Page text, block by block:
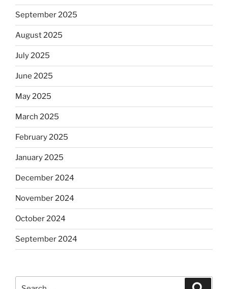
September 2025
August 2025
July 2025
June 2025
May 2025
March 2025
February 2025
January 2025
December 2024
November 2024
October 2024
September 2024